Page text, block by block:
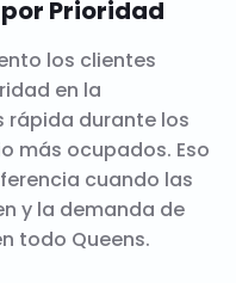
Prioridad
los clientes
en la
rápida durante los
más ocupados. Eso
cuando las
y la demanda de
todo Queens.